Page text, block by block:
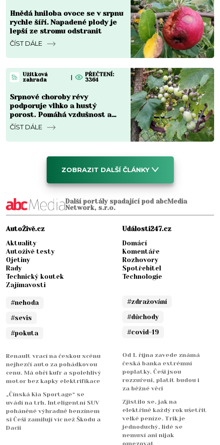
Hnědá hniloba ovoce se v srpnu
rychle šíří. Napadené plody je
lepší ze stromu odstranit
ČÍST DÁLE
Užitková
zahrada
|
PŘEČTENÍ:
3364
Srpnové choroby révy
podporuje vlhko a hustý
porost. Pomáhá vzdušnost a
odstranění napadených částí
ČÍST DÁLE
ZOBRAZIT DALŠÍ ČLÁNKY
Další portály spadající pod abcMedia
Network, s.r.o.
AutoŽivě.cz
Aktuality
Autoživě testy
Ojetiny
Rady
Technický koutek
Zajímavosti
#nehoda
#sevis
#pokuta
Renault vrací na českou scénu
nejhezčí auto za pohádkovou
cenu. Má obří kufr a spolehlivý
motor bez kapky elektrifikace
„Čínská Kia Sportage“ se
uvádí na trh. Inteligentní SUV
poháněné výhradně benzínem
si Češi zamilují víc než Škodu a
Dacii
Události247.cz
Domácí
Komentáře
Rozhovory
Spotřebitel
Technologie
#zdražování
#důchody
#covid-19
Od 1. října zavede známá
česká banka extrémní
poplatky. Češi jsou
rozzuřeni, platit budou i
za běžné věci
Zjistilo se, jak na
elektřině každý rok ušetřit
velké peníze. Trik je
jednoduchý, lidé se
nemusí ani nijak